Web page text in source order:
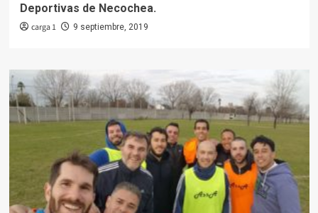
Deportivas de Necochea.
carga 1 9 septiembre, 2019